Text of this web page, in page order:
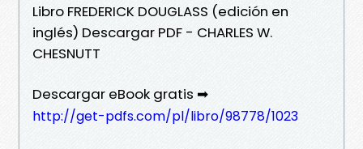
Libro FREDERICK DOUGLASS (edición en
inglés) Descargar PDF - CHARLES W.
CHESNUTT
Descargar eBook gratis ➡
http://get-pdfs.com/pl/libro/98778/1023